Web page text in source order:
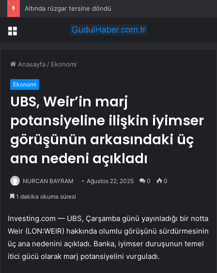
Altında rüzgar tersine döndü
Menü
Anasayfa / Ekonomi
Ekonomi
UBS, Weir’in marj
potansiyeline ilişkin iyimser
görüşünün arkasındaki üç
ana nedeni açıkladı
NURCAN BAYRAM Ağustos 22, 2025 0 0
1 dakika okuma süresi
Investing.com — UBS, Çarşamba günü yayınladığı bir notta
Weir (LON:WEIR) hakkında olumlu görüşünü sürdürmesinin
üç ana nedenini açıkladı. Banka, iyimser duruşunun temel
itici gücü olarak marj potansiyelini vurguladı.